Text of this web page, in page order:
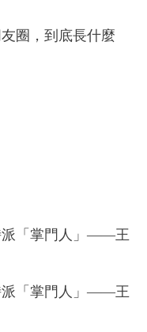
圈，到底長什麼
派「掌門人」——王
派「掌門人」——王